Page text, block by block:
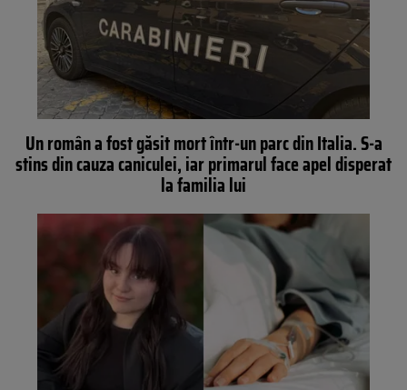
Un român a fost găsit mort într-un parc din Italia. S-a
stins din cauza caniculei, iar primarul face apel disperat
la familia lui